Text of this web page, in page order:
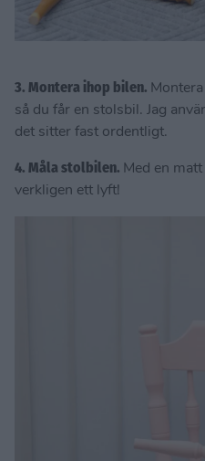
3. Montera ihop bilen.
så du får en stolsbil. Jag
det sitter fast ordentligt.
4. Måla stolbilen. Med en
verkligen ett lyft!